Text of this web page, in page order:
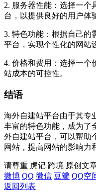
2. 服务器性能：选择一个
台，以提供良好的用户体
3. 特色功能：根据自己的
平台，实现个性化的网站
4. 价格和费用：选择一个
站成本的可控性。
结语
海外自建站平台由于其专
丰富的特色功能，成为了
外自建站平台，可以帮助
网站，提高网站的影响力
请尊重 虎记 跨境 原创文
微博 QQ 微信 豆瓣 QQ空
返回列表